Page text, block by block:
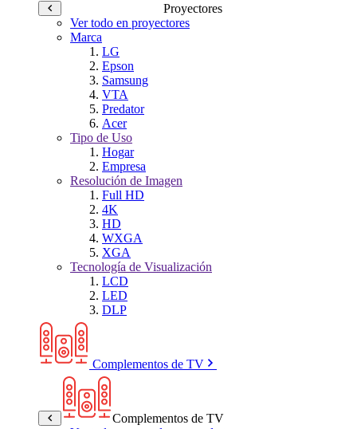
Proyectores
Ver todo en proyectores
Marca
LG
Epson
Samsung
VTA
Predator
Acer
Tipo de Uso
Hogar
Empresa
Resolución de Imagen
Full HD
4K
HD
WXGA
XGA
Tecnología de Visualización
LCD
LED
DLP
Complementos de TV
Complementos de TV